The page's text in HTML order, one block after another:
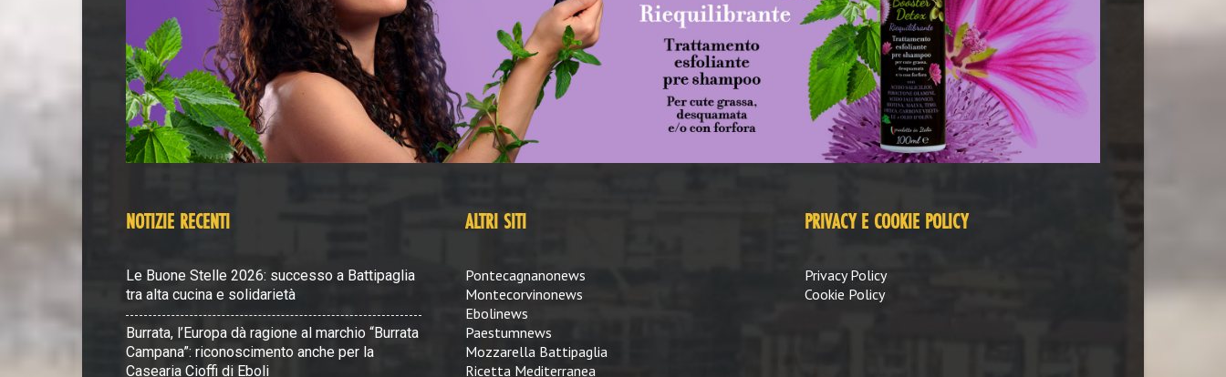
NOTIZIE RECENTI
Le Buone Stelle 2026: successo a Battipaglia
tra alta cucina e solidarietà
Burrata, l’Europa dà ragione al marchio “Burrata
Campana”: riconoscimento anche per la
Casearia Cioffi di Eboli
ALTRI SITI
Pontecagnanonews
Montecorvinonews
Ebolinews
Paestumnews
Mozzarella Battipaglia
Ricetta Mediterranea
PRIVACY E COOKIE POLICY
Privacy Policy
Cookie Policy